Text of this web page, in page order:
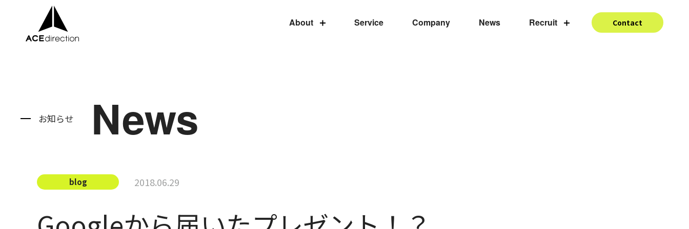
About Service Company News Recruit Contact
Recruit
お知らせ News
blog 2018.06.29